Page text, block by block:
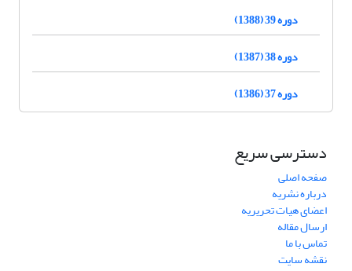
دوره 39 (1388)
دوره 38 (1387)
دوره 37 (1386)
دسترسی سریع
صفحه اصلی
درباره نشریه
اعضای هیات تحریریه
ارسال مقاله
تماس با ما
نقشه سایت